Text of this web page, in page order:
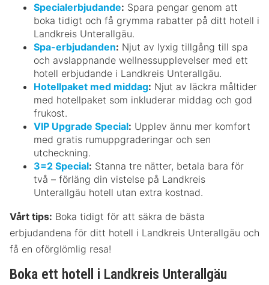
Specialerbjudande: Spara pengar genom att
boka tidigt och få grymma rabatter på ditt hotell i
Landkreis Unterallgäu.
Spa-erbjudanden: Njut av lyxig tillgång till spa
och avslappnande wellnessupplevelser med ett
hotell erbjudande i Landkreis Unterallgäu.
Hotellpaket med middag: Njut av läckra måltider
med hotellpaket som inkluderar middag och god
frukost.
VIP Upgrade Special: Upplev ännu mer komfort
med gratis rumuppgraderingar och sen
utcheckning.
3=2 Special: Stanna tre nätter, betala bara för
två – förläng din vistelse på Landkreis
Unterallgäu hotell utan extra kostnad.
Vårt tips: Boka tidigt för att säkra de bästa
erbjudandena för ditt hotell i Landkreis Unterallgäu och
få en oförglömlig resa!
Boka ett hotell i Landkreis Unterallgäu